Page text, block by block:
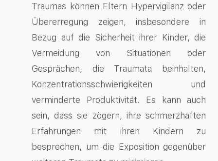
Traumas können Eltern Hypervigilanz oder
Übererregung zeigen, insbesondere in
Bezug auf die Sicherheit ihrer Kinder, die
Vermeidung von Situationen oder
Gesprächen, die Traumata beinhalten,
Konzentrationsschwierigkeiten und
verminderte Produktivität. Es kann auch
sein, dass sie zögern, ihre schmerzhaften
Erfahrungen mit ihren Kindern zu
besprechen, um die Exposition gegenüber